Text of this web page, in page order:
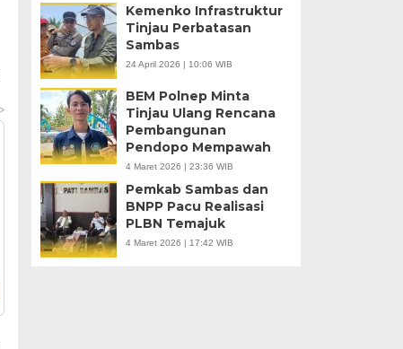
Kemenko Infrastruktur
Tinjau Perbatasan
Sambas
24 April 2026 | 10:06 WIB
BEM Polnep Minta
Tinjau Ulang Rencana
Pembangunan
Pendopo Mempawah
4 Maret 2026 | 23:36 WIB
Pemkab Sambas dan
BNPP Pacu Realisasi
PLBN Temajuk
4 Maret 2026 | 17:42 WIB